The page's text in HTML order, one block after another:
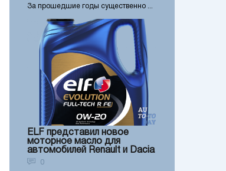
За прошедшие годы существенно ...
ELF представил новое
моторное масло для
автомобилей Renault и Dacia
0